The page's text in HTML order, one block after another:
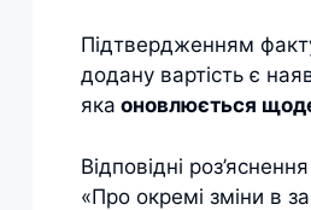
Підтвердженням
додану вартість є
яка оновлюється
Відповідні
«Про окремі зміни в